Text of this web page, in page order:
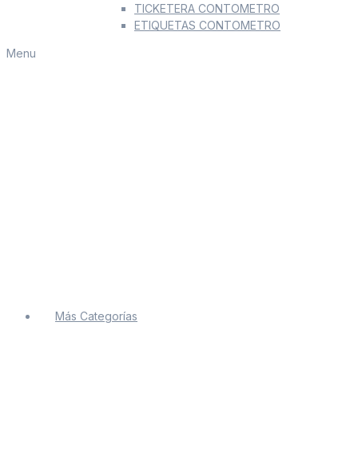
TICKETERA CONTOMETRO
ETIQUETAS CONTOMETRO
Menu
Más Categorías